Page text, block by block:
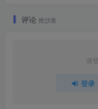
评论 抢沙发
请
登录